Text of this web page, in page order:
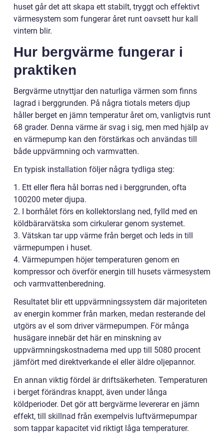
huset går det att skapa ett stabilt, tryggt och effektivt
värmesystem som fungerar året runt oavsett hur kall
vintern blir.
Hur bergvärme fungerar i
praktiken
Bergvärme utnyttjar den naturliga värmen som finns
lagrad i berggrunden. På några tiotals meters djup
håller berget en jämn temperatur året om, vanligtvis runt
68 grader. Denna värme är svag i sig, men med hjälp av
en värmepump kan den förstärkas och användas till
både uppvärmning och varmvatten.
En typisk installation följer några tydliga steg:
1. Ett eller flera hål borras ned i berggrunden, ofta
100200 meter djupa.
2. I borrhålet förs en kollektorslang ned, fylld med en
köldbärarvätska som cirkulerar genom systemet.
3. Vätskan tar upp värme från berget och leds in till
värmepumpen i huset.
4. Värmepumpen höjer temperaturen genom en
kompressor och överför energin till husets värmesystem
och varmvattenberedning.
Resultatet blir ett uppvärmningssystem där majoriteten
av energin kommer från marken, medan resterande del
utgörs av el som driver värmepumpen. För många
husägare innebär det här en minskning av
uppvärmningskostnaderna med upp till 5080 procent
jämfört med direktverkande el eller äldre oljepannor.
En annan viktig fördel är driftsäkerheten. Temperaturen
i berget förändras knappt, även under långa
köldperioder. Det gör att bergvärme levererar en jämn
effekt, till skillnad från exempelvis luftvärmepumpar
som tappar kapacitet vid riktigt låga temperaturer.